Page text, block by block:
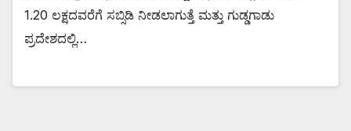
1.20 ಲಕ್ಷದವರೆಗೆ ಸಬ್ಸಿಡಿ ನೀಡಲಾಗುತ್ತೆ ಮತ್ತು ಗುಡ್ಡಗಾಡು
ಪ್ರದೇಶದಲ್ಲಿ…